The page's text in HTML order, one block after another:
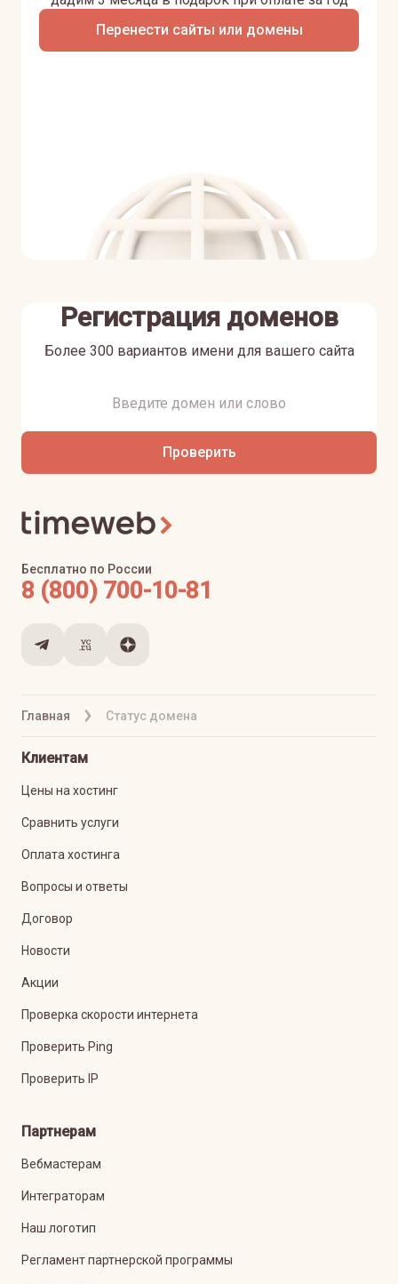
Перенести сайты или домены
Регистрация доменов
Более 300 вариантов имени для вашего сайта
Проверить
Главная Статус домена
Бесплатно по России
8 (800) 700-10-81
Клиентам
Цены на хостинг
Сравнить услуги
Оплата хостинга
Вопросы и ответы
Договор
Новости
Акции
Проверка скорости интернета
Проверить Ping
Проверить IP
Партнерам
Вебмастерам
Интеграторам
Наш логотип
Регламент партнерской программы